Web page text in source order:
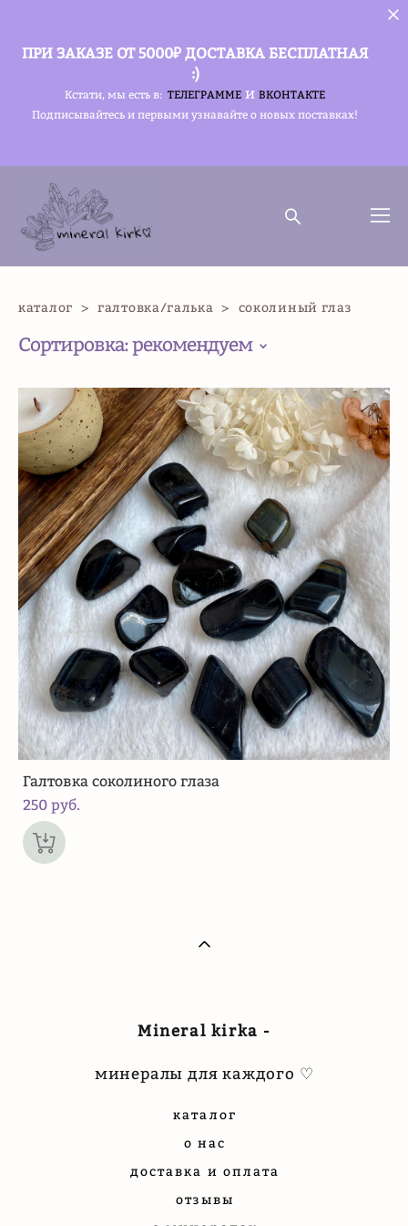
ПРИ ЗАКАЗЕ ОТ 5000₽ ДОСТАВКА БЕСПЛАТНАЯ
:)
Кстати, мы есть в: ТЕЛЕГРАММЕ и ВКОНТАКТЕ
Подписывайтесь и первыми узнавайте о новых поставках!
каталог > галтовка/галька > соколиный глаз
Сортировка:рекомендуем
Галтовка соколиного глаза
250 pуб.
Mineral kirka -
минералы для каждого ♡
каталог
о нас
доставка и оплата
отзывы